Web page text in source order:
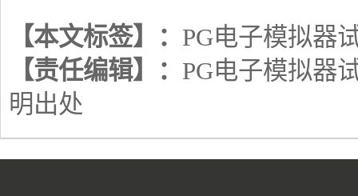
【本文标签】： PG电子模拟器
【责任编辑】： PG电子模拟器
明出处